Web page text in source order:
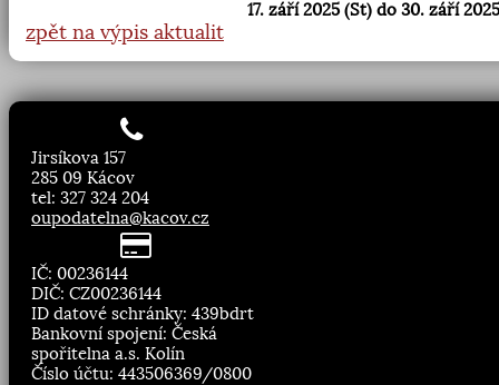
17. září 2025 (St) do 30. září
zpět na výpis aktualit
Jirsíkova 157
285 09 Kácov
tel: 327 324 204
oupodatelna@kacov.cz
IČ: 00236144
DIČ: CZ00236144
ID datové schránky: 439bdrt
Bankovní spojení: Česká
spořitelna a.s. Kolín
Číslo účtu: 443506369/0800